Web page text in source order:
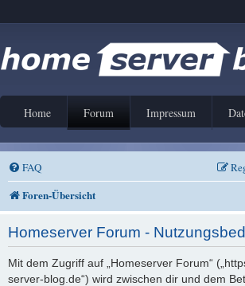
Home Forum Impressum
FAQ
Foren-Übersicht
Homeserver Forum -
Mit dem Zugriff auf „Homeserver Forum“
server-blog.de“) wird zwischen dir und dem